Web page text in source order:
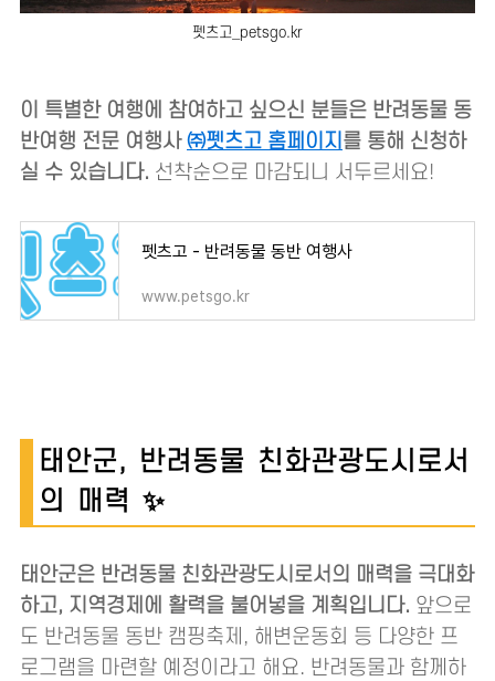
펫츠고_petsgo.kr
이 특별한 여행에 참여하고 싶으신 분들은 반려동물 동
반여행 전문 여행사 ㈜펫츠고 홈페이지 를 통해 신청하
실 수 있습니다. 선착순으로 마감되니 서두르세요!
펫츠고 - 반려동물 동반 여행사
www.petsgo.kr
태안군, 반려동물 친화관광도시로서
의 매력 ✨
태안군은 반려동물 친화관광도시로서의 매력을 극대화
하고, 지역경제에 활력을 불어넣을 계획입니다. 앞으로
도 반려동물 동반 캠핑축제, 해변운동회 등 다양한 프
로그램을 마련할 예정이라고 해요. 반려동물과 함께하